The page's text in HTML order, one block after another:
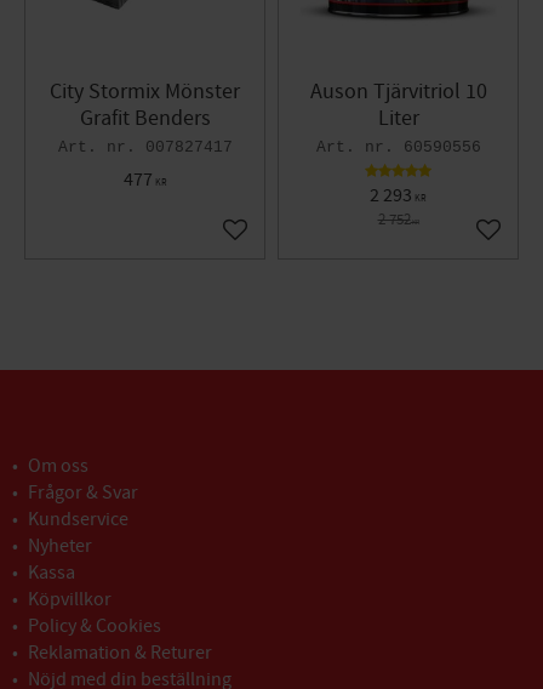
City Stormix Mönster
Grafit Benders
007827417
477 KR
Lägg till i favoriter
Auson Tjärvitriol 10
Liter
60590556
2 293 KR
2 752KR
Lägg
Om oss
Frågor & Svar
Kundservice
Nyheter
Kassa
Köpvillkor
Policy & Cookies
Reklamation & Returer
Nöjd med din beställning